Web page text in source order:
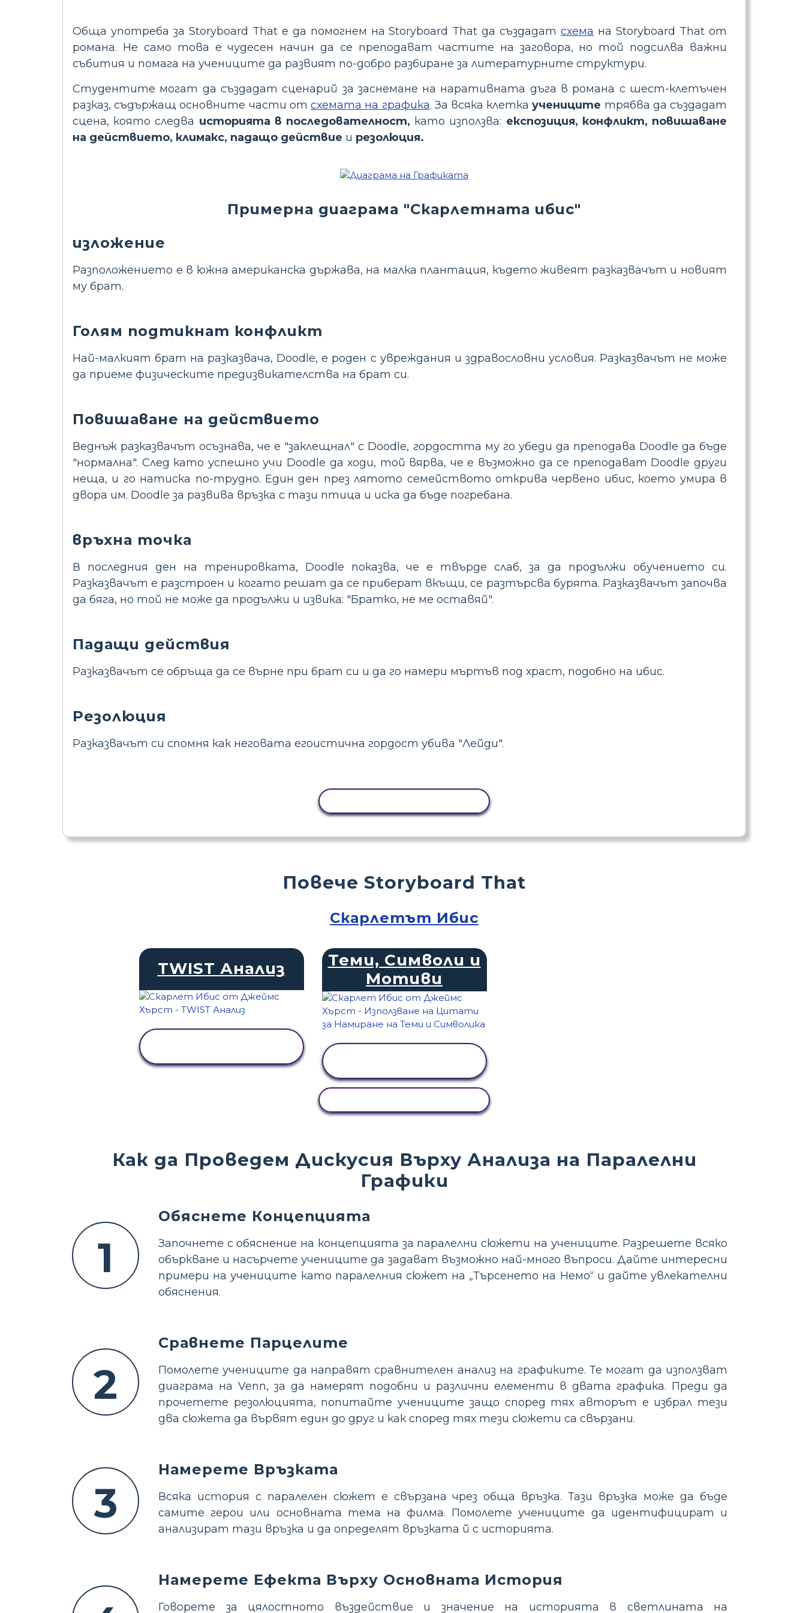
Обща употреба за Storyboard That е да помогнем на Storyboard That да създадатсхема на Storyboard That от
романа. Не само това е чудесен начин да се преподават частите на заговора, но той подсилва важни
събития и помага на учениците да развият по-добро разбиране за литературните структури.
Студентите могат да създадат сценарий за заснемане на наративната дъга в романа с шест-клетъчен
разказ, съдържащ основните части отсхемата на графика. За всяка клеткаучениците трябва да създадат
сцена, която следва историята в последователност, като използва: експозиция, конфликт, повишаване
на действието, климакс, падащо действие и резолюция.
Примерна диаграма "Скарлетната ибис"
изложение
Разположението е в южна американска държава, на малка плантация, където живеят разказвачът и новият
му брат.
Голям подтикнат конфликт
Най-малкият брат на разказвача, Doodle, е роден с увреждания и здравословни условия. Разказвачът не може
да приеме физическите предизвикателства на брат си.
Повишаване на действието
Веднъж разказвачът осъзнава, че е "заклещнал" с Doodle, гордостта му го убеди да преподава Doodle да бъде
"нормална". След като успешно учи Doodle да ходи, той вярва, че е възможно да се преподават Doodle други
неща, и го натиска по-трудно. Един ден през лятото семейството открива червено ибис, което умира в
двора им. Doodle за развива връзка с тази птица и иска да бъде погребана.
връхна точка
В последния ден на тренировката, Doodle показва, че е твърде слаб, за да продължи обучението си.
Разказвачът е разстроен и когато решат да се приберат вкъщи, се разтърсва бурята. Разказвачът започва
да бяга, но той не може да продължи и извика: "Братко, не ме оставяй".
Падащи действия
Разказвачът се обръща да се върне при брат си и да го намери мъртъв под храст, подобно на ибис.
Резолюция
Разказвачът си спомня как неговата егоистична гордост убива "Лейди".
Как да Проведем Дискусия Върху Анализа на Паралелни
Графики
1
Обяснете Концепцията
Започнете с обяснение на концепцията за паралелни сюжети на учениците. Разрешете всяко
объркване и насърчете учениците да задават възможно най-много въпроси. Дайте интересни
примери на учениците като паралелния сюжет на „Търсенето на Немо“ и дайте увлекателни
обяснения.
2
Сравнете Парцелите
Помолете учениците да направят сравнителен анализ на графиките. Те могат да използват
диаграма на Venn, за да намерят подобни и различни елементи в двата графика. Преди да
прочетете резолюцията, попитайте учениците защо според тях авторът е избрал тези
два сюжета да вървят един до друг и как според тях тези сюжети са свързани.
3
Намерете Връзката
Всяка история с паралелен сюжет е свързана чрез обща връзка. Тази връзка може да бъде
самите герои или основната тема на филма. Помолете учениците да идентифицират и
анализират тази връзка и да определят връзката й с историята.
Намерете Ефекта Върху Основната История
Говорете за цялостното въздействие и значение на историята в светлината на
Повече Storyboard That
Скарлетът Ибис
TWIST Анализ
Теми, Символи и
Мотиви